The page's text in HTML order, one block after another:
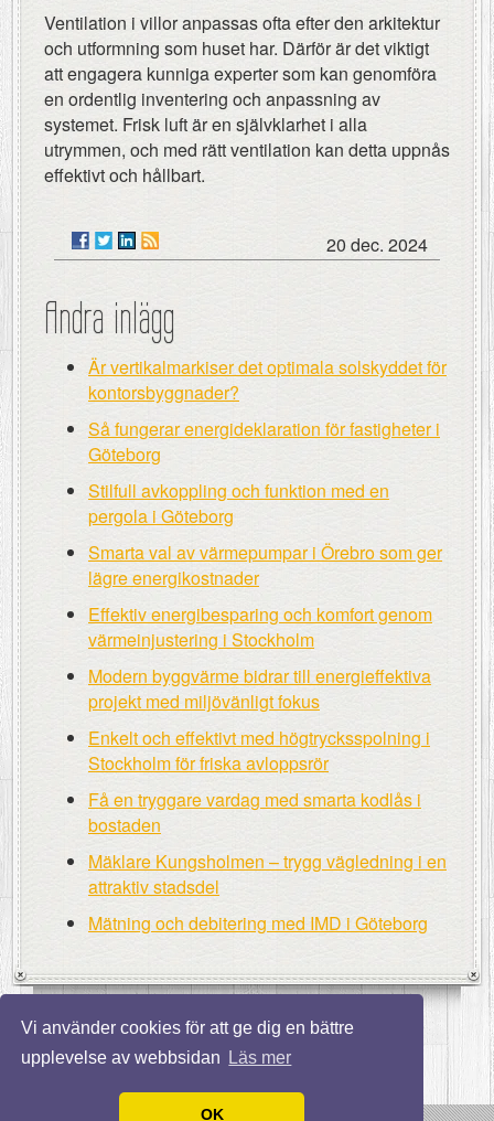
Vi använder cookies för att ge dig en bättre
upplevelse av webbsidan
Läs mer
OK
Ventilation i villor anpassas ofta efter den arkitektur
och utformning som huset har. Därför är det viktigt
att engagera kunniga experter som kan genomföra
en ordentlig inventering och anpassning av
systemet. Frisk luft är en självklarhet i alla
utrymmen, och med rätt ventilation kan detta uppnås
effektivt och hållbart.
20 dec. 2024
Andra inlägg
Är vertikalmarkiser det optimala solskyddet för
kontorsbyggnader?
Så fungerar energideklaration för fastigheter i
Göteborg
Stilfull avkoppling och funktion med en
pergola i Göteborg
Smarta val av värmepumpar i Örebro som ger
lägre energikostnader
Effektiv energibesparing och komfort genom
värmeinjustering i Stockholm
Modern byggvärme bidrar till energieffektiva
projekt med miljövänligt fokus
Enkelt och effektivt med högtrycksspolning i
Stockholm för friska avloppsrör
Få en tryggare vardag med smarta kodlås i
bostaden
Mäklare Kungsholmen – trygg vägledning i en
attraktiv stadsdel
Mätning och debitering med IMD i Göteborg